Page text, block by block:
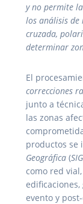
y no permite
los análisis de
cruzada,
determinar
El
correcciones
junto a
las zonas
productos se
Geográfica (SIG
como red
evento y